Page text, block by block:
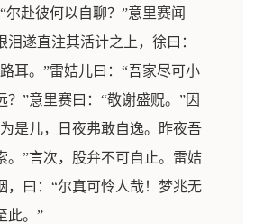
尔赴彼何以自聊？”意里赛闻
泪遂直注其活计之上，徐曰：
耳。”雷姞儿曰：“吾家尽可小
？”意里赛曰：“敬谢盛贶。”因
是儿，日夜弗敢自逸。昨夜吾
。”言次，股弁不可自止。雷姞
，曰：“尔真可怜人哉！梦兆无
此。”